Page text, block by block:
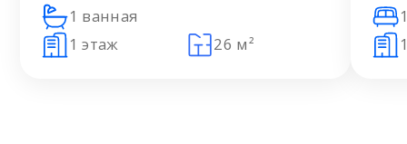
1 ванная
1 этаж
26 м²